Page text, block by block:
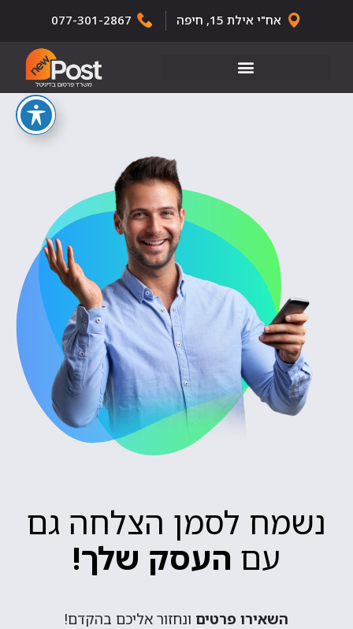
אח"י אילת 15, חיפה 077-301-2867
נשמח לסמן הצלחה גם
עם העסק שלך!
השאירו פרטים ונחזור אליכם בהקדם!